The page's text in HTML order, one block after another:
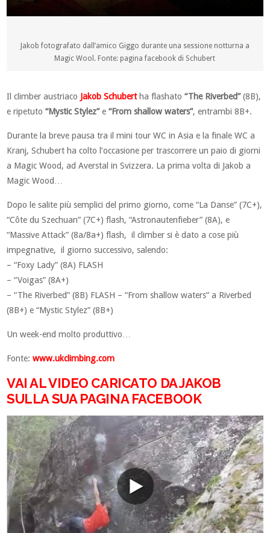
Jakob fotografato dall’amico Giggo durante una sessione notturna a
Magic Wool. Fonte: pagina facebook di Schubert
Il climber austriaco Jakob Schubertha flashato“The Riverbed”(8B),
e ripetuto“Mystic Stylez”e“From shallow waters”, entrambi 8B+.
Durante la breve pausa tra il mini tour WC in Asia e la finale WC a
Kranj, Schubert ha colto l’occasione per trascorrere un paio di giorni
a Magic Wood, ad Averstal in Svizzera. La prima volta di Jakob a
Magic Wood…
Dopo le salite più semplici del primo giorno, come “La Danse” (7C+),
“Côte du Szechuan” (7C+) flash, “Astronautenfieber” (8A), e
“Massive Attack” (8a/8a+) flash, il climber si è dato a cose più
impegnative, il giorno successivo, salendo:
– “Foxy Lady” (8A) FLASH
– “Voigas” (8A+)
– “The Riverbed” (8B) FLASH – “From shallow waters” a Riverbed
(8B+) e “Mystic Stylez” (8B+)
Un week-end molto produttivo…
Fonte:www.ukclimbing.com
VAI AL VIDEO CARICATO DA JAKOB
SULLA SUA PAGINA FACEBOOK